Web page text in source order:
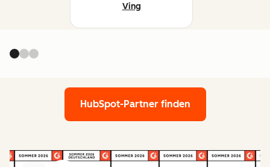
Ving
HubSpot-Partner finden